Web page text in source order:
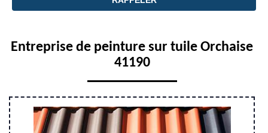
Entreprise de peinture sur tuile Orchaise
41190